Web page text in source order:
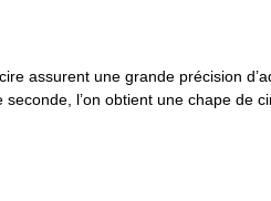
assurent une grande précision
l’on obtient une chape de